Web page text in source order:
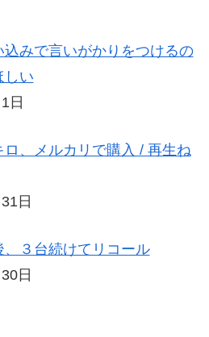
込みで言いがかりをつけるの
しい
日
ロ、メルカリで購入 / 再生ね
日
、３台続けてリコール
日